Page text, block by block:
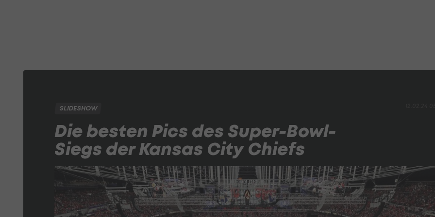
SLIDESHOW
Die besten Pics des Super-Bowl-
Siegs der Kansas City Chiefs